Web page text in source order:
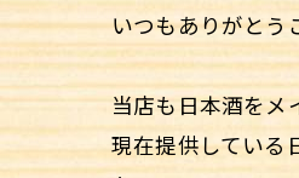
いつもありがとう
当店も日本酒をメ
現在提供している